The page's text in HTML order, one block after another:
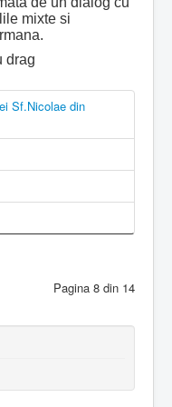
mixte si
drag
Sf.Nicolae din
Pagina 8 din 14